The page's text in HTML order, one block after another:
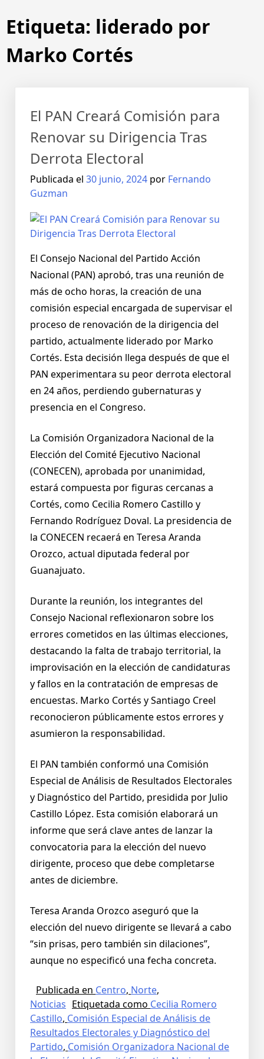
Etiqueta: liderado por
Marko Cortés
El PAN Creará Comisión para
Renovar su Dirigencia Tras
Derrota Electoral
Publicada el 30 junio, 2024 por Fernando
Guzman
El Consejo Nacional del Partido Acción
Nacional (PAN) aprobó, tras una reunión de
más de ocho horas, la creación de una
comisión especial encargada de supervisar el
proceso de renovación de la dirigencia del
partido, actualmente liderado por Marko
Cortés. Esta decisión llega después de que el
PAN experimentara su peor derrota electoral
en 24 años, perdiendo gubernaturas y
presencia en el Congreso.
La Comisión Organizadora Nacional de la
Elección del Comité Ejecutivo Nacional
(CONECEN), aprobada por unanimidad,
estará compuesta por figuras cercanas a
Cortés, como Cecilia Romero Castillo y
Fernando Rodríguez Doval. La presidencia de
la CONECEN recaerá en Teresa Aranda
Orozco, actual diputada federal por
Guanajuato.
Durante la reunión, los integrantes del
Consejo Nacional reflexionaron sobre los
errores cometidos en las últimas elecciones,
destacando la falta de trabajo territorial, la
improvisación en la elección de candidaturas
y fallos en la contratación de empresas de
encuestas. Marko Cortés y Santiago Creel
reconocieron públicamente estos errores y
asumieron la responsabilidad.
El PAN también conformó una Comisión
Especial de Análisis de Resultados Electorales
y Diagnóstico del Partido, presidida por Julio
Castillo López. Esta comisión elaborará un
informe que será clave antes de lanzar la
convocatoria para la elección del nuevo
dirigente, proceso que debe completarse
antes de diciembre.
Teresa Aranda Orozco aseguró que la
elección del nuevo dirigente se llevará a cabo
“sin prisas, pero también sin dilaciones”,
aunque no especificó una fecha concreta.
Publicada en Centro, Norte,
Noticias Etiquetada como Cecilia Romero
Castillo, Comisión Especial de Análisis de
Resultados Electorales y Diagnóstico del
Partido, Comisión Organizadora Nacional de